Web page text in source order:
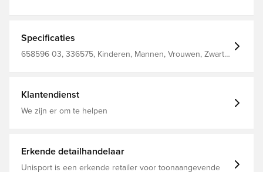
Specificaties
658596 03, 336575, Kinderen, Mannen, Vrouwen, Zwart,
Klantendienst
We zijn er om te helpen
Erkende detailhandelaar
Unisport is een erkende retailer voor toonaangevende